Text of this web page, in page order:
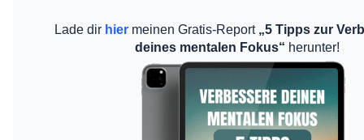
Lade dir hiermeinen Gratis-Report„5 Tipps zur
deines mentalen Fokus“ herunter!